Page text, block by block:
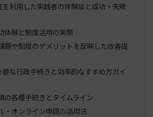
利用した実践者の体験談と成功・失敗
体験と制度活用の実際
題や制度のデメリットを反映した改善提
な行政手続きと効率的なすすめ方ガイ
の各種手続きとタイムライン
・オンライン申請の活用法